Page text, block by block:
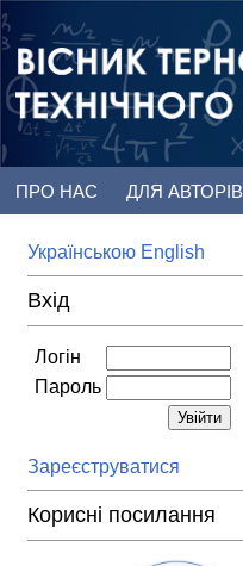
ПРО НАС ДЛЯ АВТОРІВ
Українською English
Вхід
Логін
Пароль
Зареєструватися
Корисні посилання